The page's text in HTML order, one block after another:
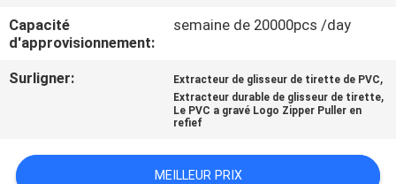
CONTACTEZ-
NOUS
CITATION
Capacité
d'approvisionnement:
semaine de 20000pcs /day
Surligner: Extracteur de glisseur de tirette de PVC,
Extracteur durable de glisseur de tirette,
Le PVC a gravé Logo Zipper Puller en
refief
MEILLEUR PRIX